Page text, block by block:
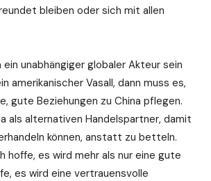
bleiben oder sich mit allen
ein unabhängiger globaler Akteur sein
amerikanischer Vasall, dann muss es,
gute Beziehungen zu China pflegen.
als alternativen Handelspartner, damit
können, anstatt zu betteln.
hoffe, es wird mehr als nur eine gute
es wird eine vertrauensvolle